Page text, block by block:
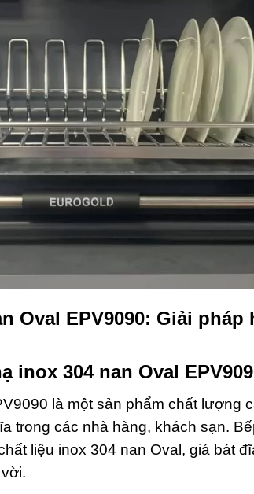
Oval EPV9090: Giải
inox 304 nan Oval
là một sản phẩm chất lượng
trong các nhà hàng, khách sạn.
liệu inox 304 nan Oval, giá bát